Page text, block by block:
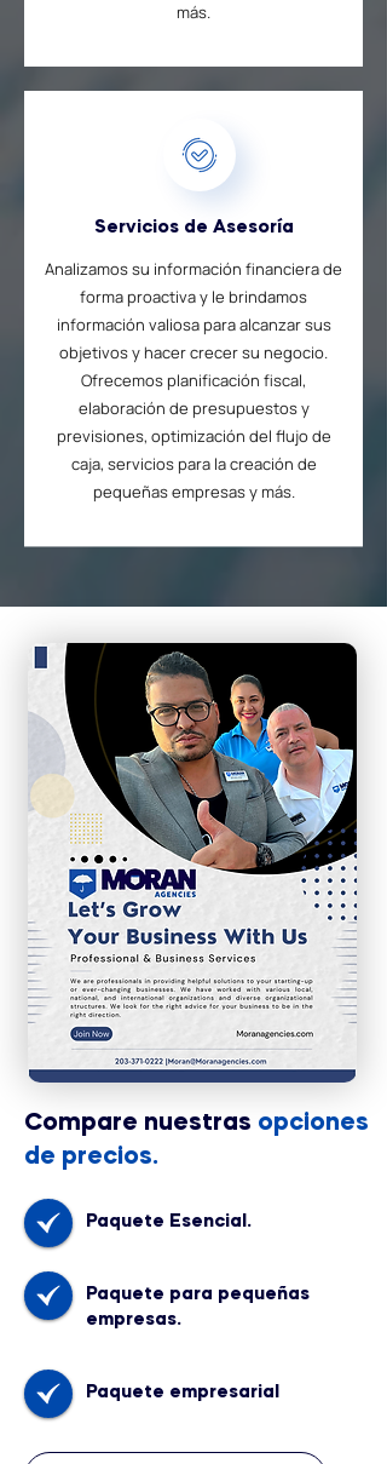
más.
Servicios de Asesoría
Analizamos su información financiera de
forma proactiva y le brindamos
información valiosa para alcanzar sus
objetivos y hacer crecer su negocio.
Ofrecemos planificación fiscal,
elaboración de presupuestos y
previsiones, optimización del flujo de
caja, servicios para la creación de
pequeñas empresas y más.
Compare nuestras opciones
de precios.
Paquete Esencial.
Paquete para pequeñas
empresas.
Paquete empresarial